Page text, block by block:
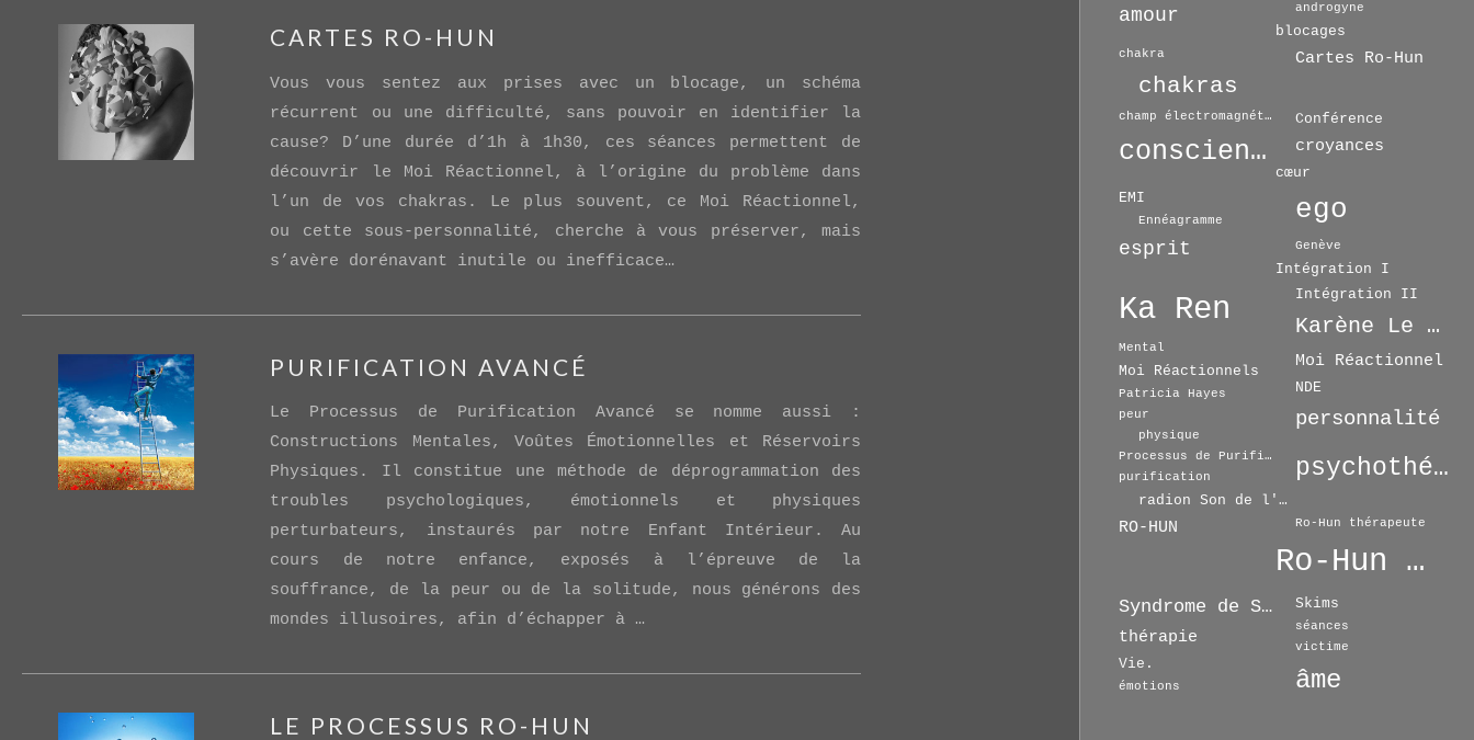
VIEW POST
CARTES RO-HUN
Vous vous sentez aux prises avec un blocage, un schéma
récurrent ou une difficulté, sans pouvoir en identifier la
cause? D’une durée d’1h à 1h30, ces séances permettent de
découvrir le Moi Réactionnel, à l’origine du problème dans
l’un de vos chakras. Le plus souvent, ce Moi Réactionnel,
ou cette sous-personnalité, cherche à vous préserver, mais
s’avère dorénavant inutile ou inefficace…
PURIFICATION AVANCÉ
Le Processus de Purification Avancé se nomme aussi :
Constructions Mentales, Voûtes Émotionnelles et Réservoirs
Physiques. Il constitue une méthode de déprogrammation des
troubles psychologiques, émotionnels et physiques
perturbateurs, instaurés par notre Enfant Intérieur. Au
cours de notre enfance, exposés à l’épreuve de la
souffrance, de la peur ou de la solitude, nous générons des
mondes illusoires, afin d’échapper à …
LE PROCESSUS RO-HUN
amour androgyne
blocages
Cartes Ro-Hun
chakra
chakras
champ électromagnétique Conférence
conscience croyances
cœur
ego
EMI
Ennéagramme
esprit Genève
Intégration I
Intégration II
Ka Ren Karène Le Drian
Mental
Moi Réactionnel
Moi Réactionnels
NDE
Patricia Hayes
personnalité
peur
physique
Processus de Purification
psychothérapie
purification
radion Son de l'Espoir
RO-HUN Ro-Hun thérapeute
Ro-Hun Thérapie
Skims
Syndrome de Séparation
séances
thérapie
victime
Vie.
âme
émotions